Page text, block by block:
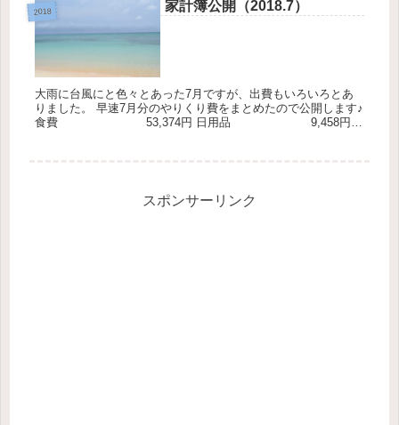
2018 家計簿公開（2018.7）
大雨に台風にと色々とあった7月ですが、出費もいろいろとあ
りました。 早速7月分のやりくり費をまとめたので公開します♪
食費 53,374円 日用品 9,458円
スポンサーリンク